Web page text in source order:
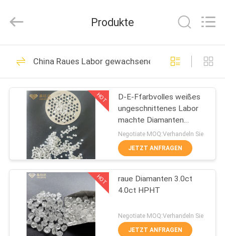
HAUS
PRODUKTE
FABRIK-
AUSFLUG
QUALITÄTSKONTROLLE
Crystal
Co.,Ltd.
Reserved.
Raues Labor
gewachsene
Diamanten
75
Loses Labor
gewachsene
Diamanten
96
Produkte
China Raues Labor gewachsene Diamanten
HOT
D-E-Ffarbvolles weißes
ungeschnittenes Labor
machte Diamanten
wirklichen rauen Diamond
Loose Diamond
Negotiate MOQ:Verhandeln Sie
JETZT ANFRAGEN
HOT
raue Diamanten 3.0ct
4.0ct HPHT
Negotiate MOQ:Verhandeln Sie
JETZT ANFRAGEN